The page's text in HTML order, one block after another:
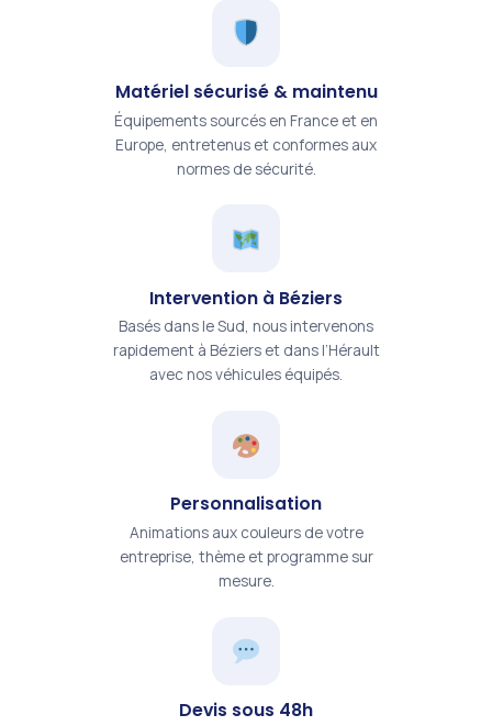
Matériel sécurisé & maintenu
Équipements sourcés en France et en
Europe, entretenus et conformes aux
normes de sécurité.
Intervention à Béziers
Basés dans le Sud, nous intervenons
rapidement à Béziers et dans l’Hérault
avec nos véhicules équipés.
Personnalisation
Animations aux couleurs de votre
entreprise, thème et programme sur
mesure.
Devis sous 48h